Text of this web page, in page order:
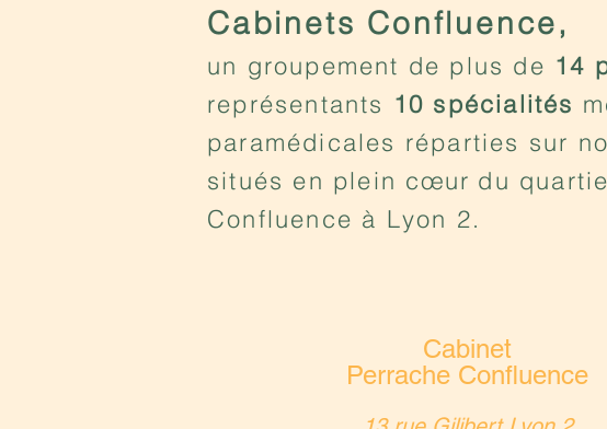
Cabinets Confluence,
un groupement de plus de 14
représentants 10 spécialités
paramédicales réparties sur
situés en plein cœur du
Confluence à Lyon 2.
Cabinet
Perrache Confluence